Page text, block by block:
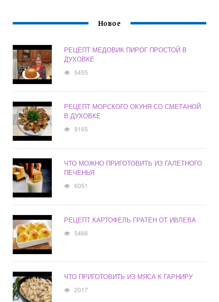
Новое
РЕЦЕПТ МЕДОВИК ПИРОГ ПРОСТОЙ В
ДУХОВКЕ
5455
РЕЦЕПТ МОРСКОГО ОКУНЯ СО СМЕТАНОЙ
В ДУХОВКЕ
9165
ЧТО МОЖНО ПРИГОТОВИТЬ ИЗ ГАЛЕТНОГО
ПЕЧЕНЬЯ
6051
РЕЦЕПТ КАРТОФЕЛЬ ГРАТЕН ОТ ИВЛЕВА
5466
ЧТО ПРИГОТОВИТЬ ИЗ МЯСА К ГАРНИРУ
2017